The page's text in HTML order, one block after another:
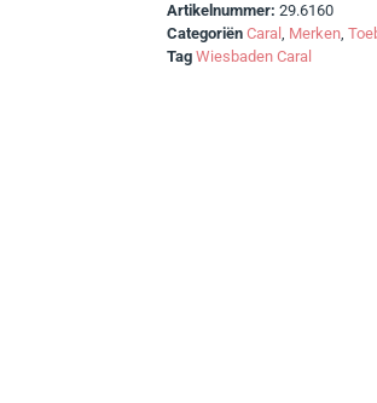
Artikelnummer: 29.6160
Categoriën Caral , Merken,
Tag Wiesbaden Caral